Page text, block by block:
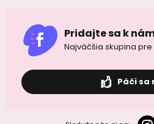
Pridajte sa k
Najväčšia skupina
Páči sa